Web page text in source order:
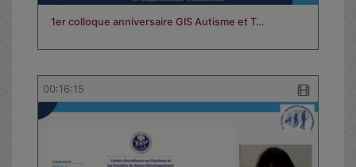
1er colloque anniversaire GIS Autisme et T…
00:16:15